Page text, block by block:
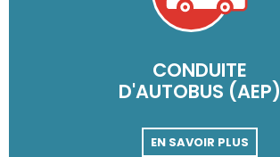
CONDUITE
D'AUTOBUS (AEP)
EN SAVOIR PLUS